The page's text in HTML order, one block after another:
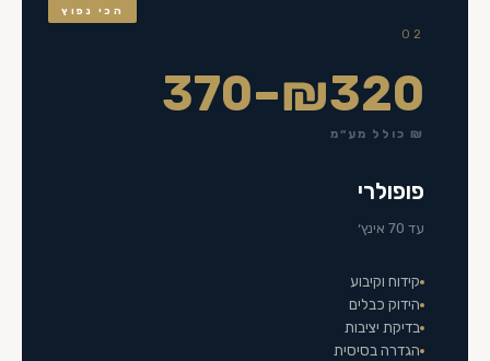
הכי נפוץ
02
₪320–370
₪ כולל מע״מ
פופולרי
עד 70 אינץ׳
קידוח וקיבוע
הידוק כבלים
בדיקת יציבות
הגדרה בסיסית